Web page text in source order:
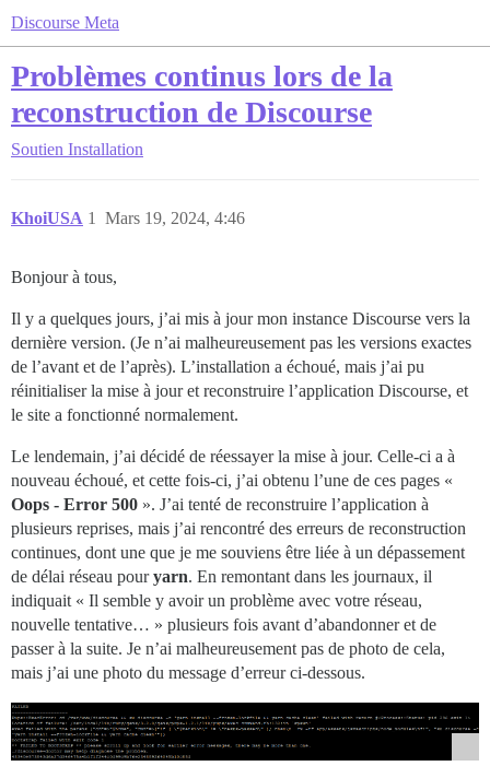
Discourse Meta
Problèmes continus lors de la
reconstruction de Discourse
Soutien Installation
KhoiUSA Mars 19, 2024, 4:46
1
Bonjour à tous,
Il y a quelques jours, j’ai mis à jour mon instance Discourse vers la
dernière version. (Je n’ai malheureusement pas les versions exactes
de l’avant et de l’après). L’installation a échoué, mais j’ai pu
réinitialiser la mise à jour et reconstruire l’application Discourse, et
le site a fonctionné normalement.
Le lendemain, j’ai décidé de réessayer la mise à jour. Celle-ci a à
nouveau échoué, et cette fois-ci, j’ai obtenu l’une de ces pages «
Oops - Error 500 ». J’ai tenté de reconstruire l’application à
plusieurs reprises, mais j’ai rencontré des erreurs de reconstruction
continues, dont une que je me souviens être liée à un dépassement
de délai réseau pouryarn. En remontant dans les journaux, il
indiquait « Il semble y avoir un problème avec votre réseau,
nouvelle tentative… » plusieurs fois avant d’abandonner et de
passer à la suite. Je n’ai malheureusement pas de photo de cela,
mais j’ai une photo du message d’erreur ci-dessous.